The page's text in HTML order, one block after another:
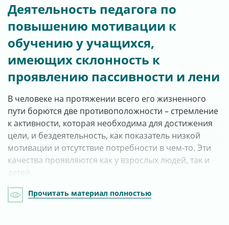
Деятельность педагога по
повышению мотивации к
обучению у учащихся,
имеющих склонность к
проявлению пассивности и лени
В человеке на протяжении всего его жизненного
пути борются две противоположности – стремление
к активности, которая необходима для достижения
цели, и бездеятельность, как показатель низкой
мотивации и отсутствие потребности в чем-то. Эти
качества проявляются как у взрослых людей, так и
детей.
Прочитать материал полностью